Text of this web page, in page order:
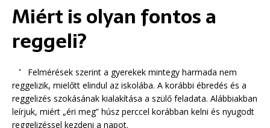
Miért is olyan fontos a
reggeli?
Felmérések szerint a gyerekek mintegy harmada nem
reggelizik, mielőtt elindul az iskolába. A korábbi ébredés és a
reggelizés szokásának kialakítása a szülő feladata. Alábbiakban
leírjuk, miért „éri meg” húsz perccel korábban kelni és nyugodt
reggelizéssel kezdeni a napot.